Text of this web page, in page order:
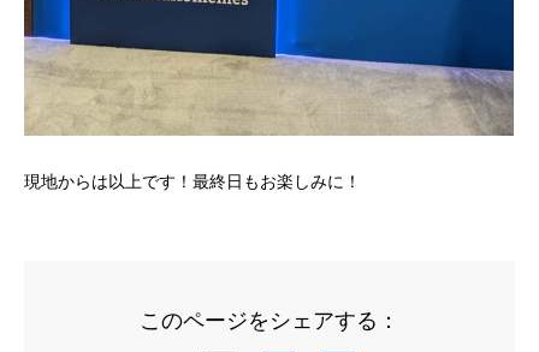
現地からは以上です！最終日もお楽しみに！
このページをシェアする：